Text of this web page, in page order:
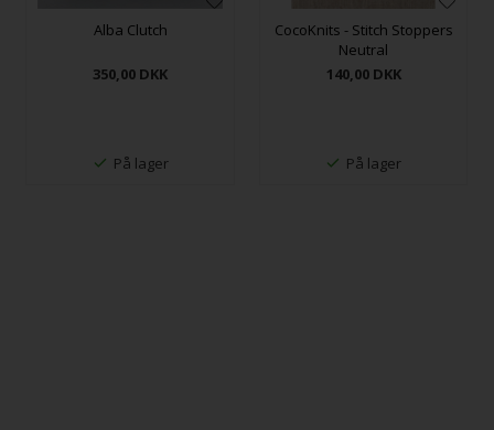
Alba Clutch
350,00 DKK
På lager
CocoKnits - Stitch Stoppers
Neutral
140,00 DKK
På lager